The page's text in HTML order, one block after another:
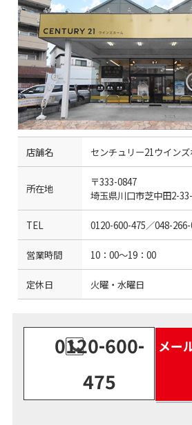
店舗名 センチュリー21ウイン
所在地
〒333-0847
埼玉県川口市芝中田2-
TEL 0120-600-475／048-
営業時間 10：00～19：00
定休日 火曜・水曜日
0120-600-
475
メー